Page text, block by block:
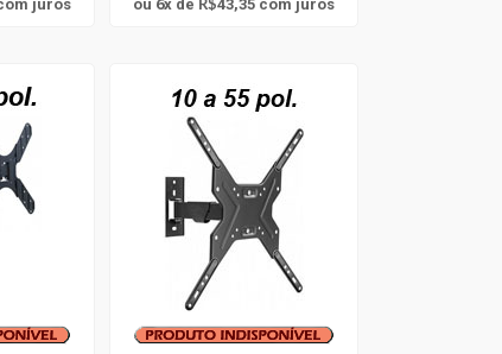
juros
ou
x de R$43,35com juros